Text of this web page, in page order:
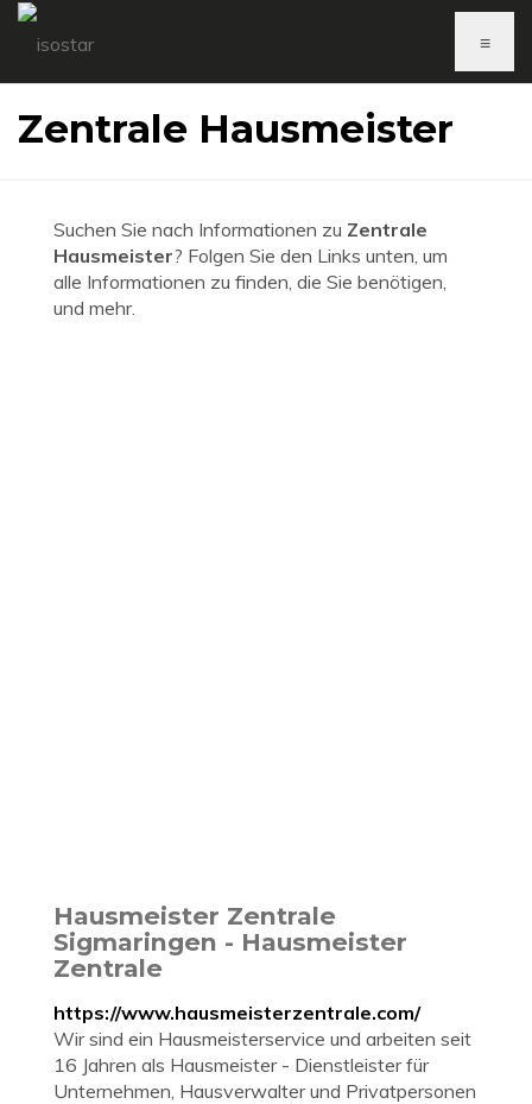
≡
Zentrale Hausmeister
Suchen Sie nach Informationen zu Zentrale
Hausmeister? Folgen Sie den Links unten, um
alle Informationen zu finden, die Sie benötigen,
und mehr.
Hausmeister Zentrale
Sigmaringen - Hausmeister
Zentrale
https://www.hausmeisterzentrale.com/
Wir sind ein Hausmeisterservice und arbeiten seit
16 Jahren als Hausmeister - Dienstleister für
Unternehmen, Hausverwalter und Privatpersonen